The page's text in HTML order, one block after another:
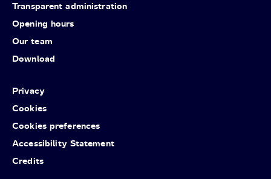
Transparent administration
Opening hours
Our team
Download
Privacy
Cookies
Cookies preferences
Accessibility Statement
Credits